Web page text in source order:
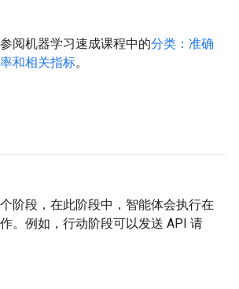
阅机器学习速成课程中的分类：准确
和相关指标。
阶段，在此阶段中，智能体会执行在
。例如，行动阶段可以发送 API 请